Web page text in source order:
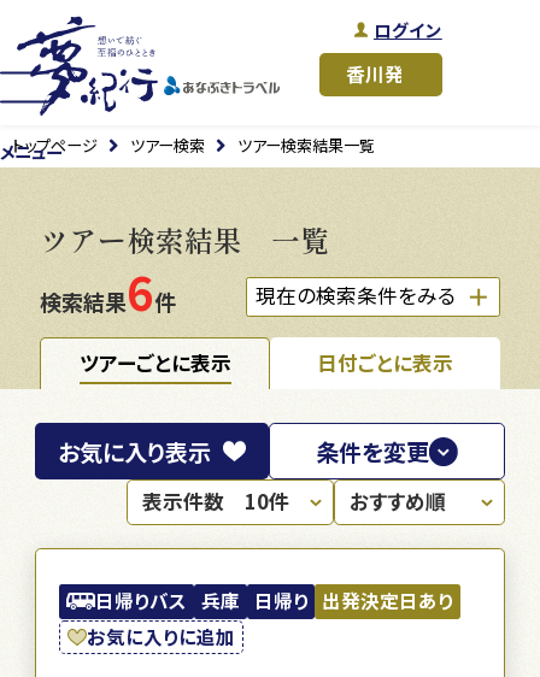
ログイン
メニュー
トップページ ツアー検索 ツアー検索結果一覧
ツアー検索結果 一覧
検索結果6件 現在の検索条件をみる
ツアーごとに表示 日付ごとに表示
日帰りバス 兵庫 日帰り 出発決定日あり
お気に入りに追加
お気に入り表示 条件を変更